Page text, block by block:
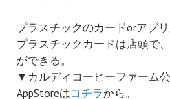
プラスチックのカードorアプ
プラスチックカードは店頭で
ができる。
▼カルディコーヒーファーム
AppStoreはコチラから。